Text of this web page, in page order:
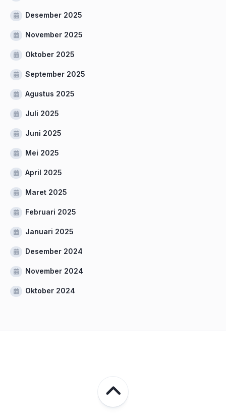
Desember 2025
November 2025
Oktober 2025
September 2025
Agustus 2025
Juli 2025
Juni 2025
Mei 2025
April 2025
Maret 2025
Februari 2025
Januari 2025
Desember 2024
November 2024
Oktober 2024